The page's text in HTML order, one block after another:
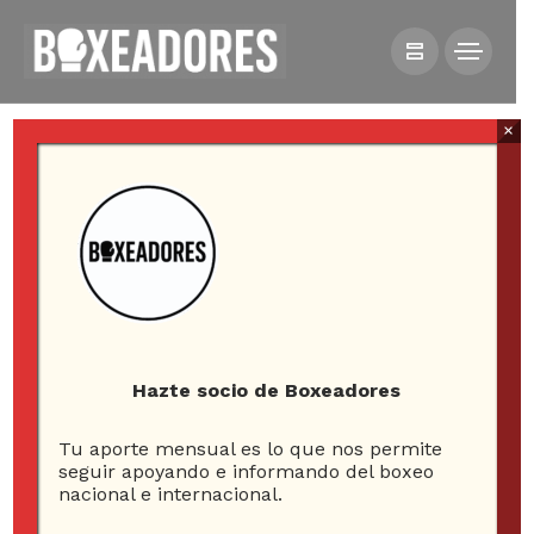
NOTICIAS
JARRETT HURD
Julian Williams da la
Hazte socio de Boxeadores
Tu aporte mensual es lo que nos permite
seguir apoyando e informando del boxeo
nacional e internacional.
×